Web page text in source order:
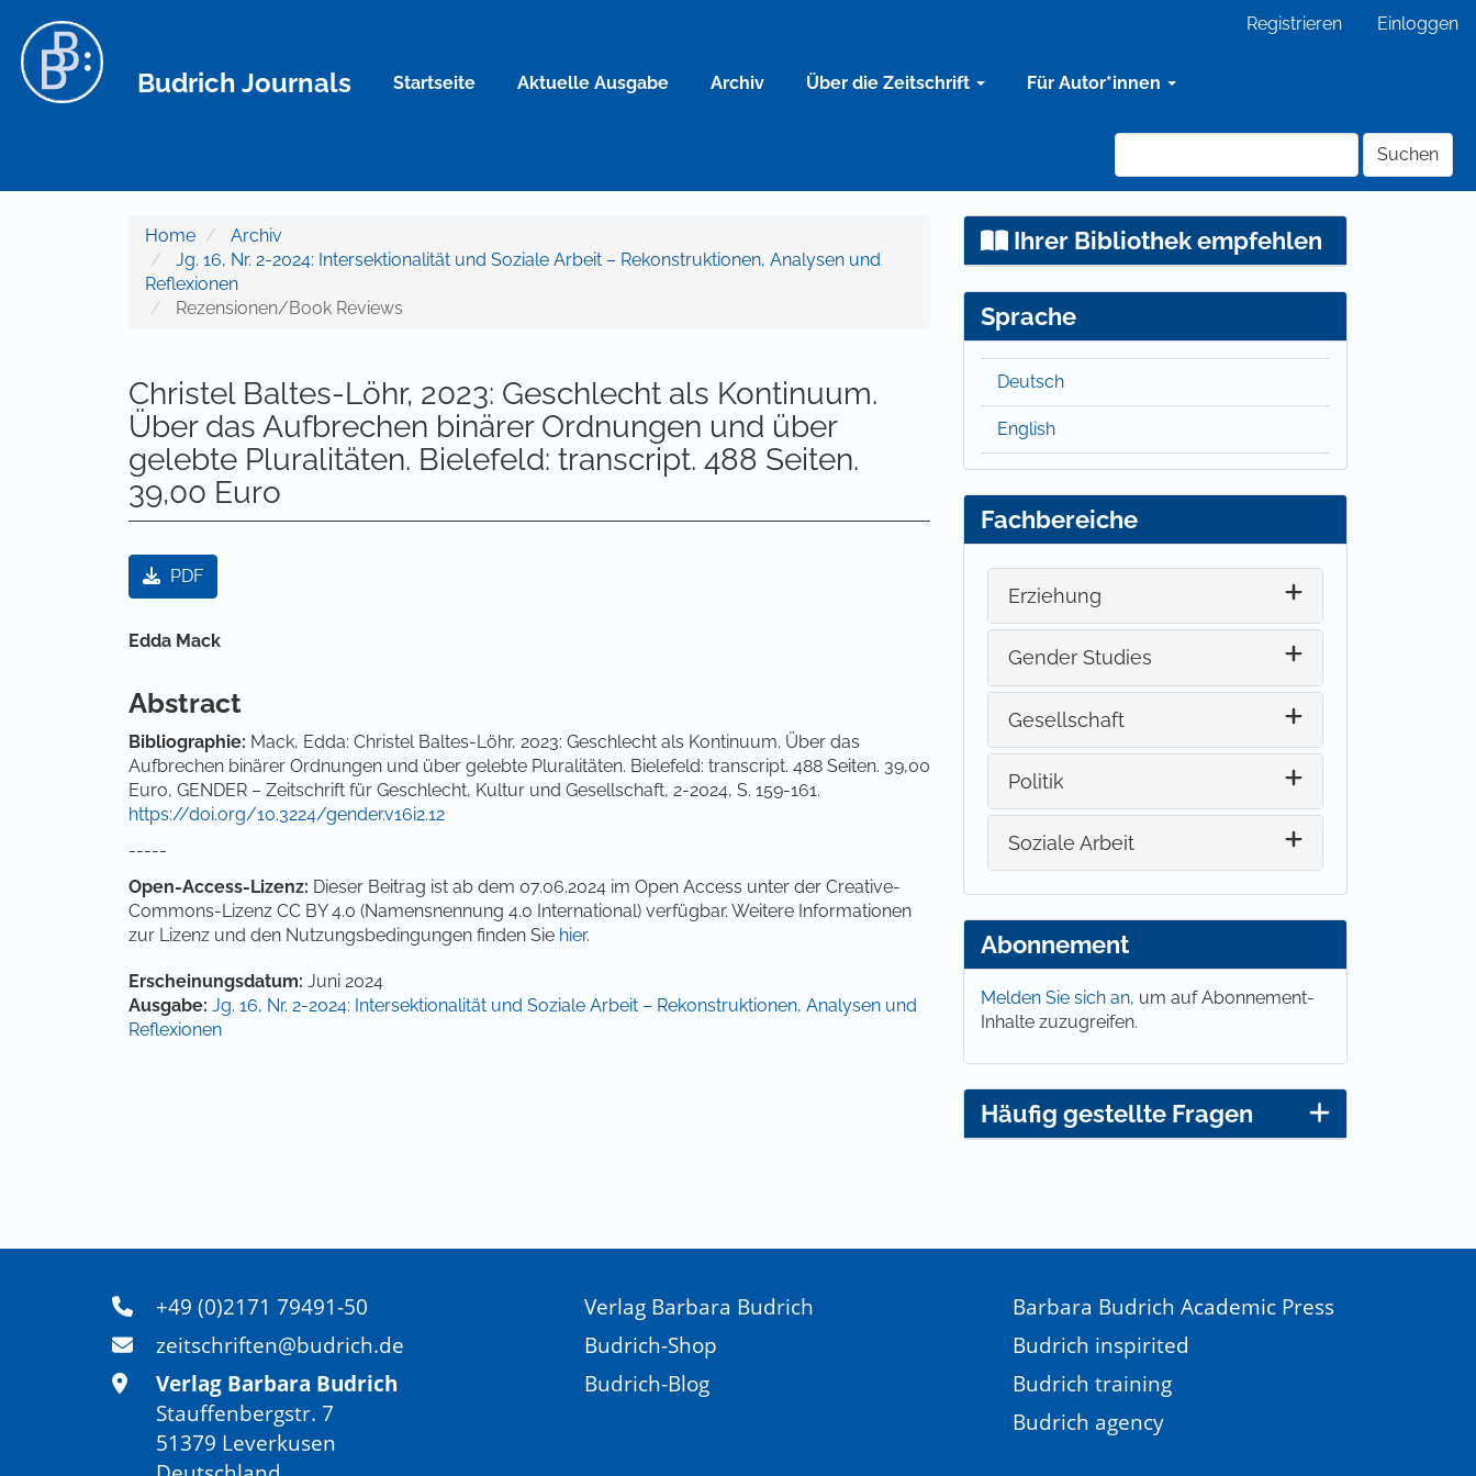
Hauptinhalt
Sidebar
Registrieren Einloggen
Budrich Journals Startseite Aktuelle Ausgabe Archiv Über die Zeitschrift Für Autor*innen
Suchen
Home
Archiv
Jg. 16, Nr. 2-2024: Intersektionalität und Soziale Arbeit – Rekonstruktionen, Analysen und
Reflexionen
Rezensionen/Book Reviews
Christel Baltes-Löhr, 2023: Geschlecht als Kontinuum.
Über das Aufbrechen binärer Ordnungen und über
gelebte Pluralitäten. Bielefeld: transcript. 488 Seiten.
39,00 Euro
Artikel-Sidebar
PDF
Hauptsächlicher Artikelinhalt
Edda Mack
Abstract
Bibliographie: Mack, Edda: Christel Baltes-Löhr, 2023: Geschlecht als Kontinuum. Über das
Aufbrechen binärer Ordnungen und über gelebte Pluralitäten. Bielefeld: transcript. 488 Seiten. 39,00
Euro, GENDER – Zeitschrift für Geschlecht, Kultur und Gesellschaft, 2-2024, S. 159-161.
https://doi.org/10.3224/gender.v16i2.12
-----
Open-Access-Lizenz: Dieser Beitrag ist ab dem 07.06.2024 im Open Access unter der Creative-
Commons-Lizenz CC BY 4.0 (Namensnennung 4.0 International) verfügbar. Weitere Informationen
zur Lizenz und den Nutzungsbedingungen finden Sie hier.
Artikel-Details
Erscheinungsdatum: Juni 2024
Ausgabe: Jg. 16, Nr. 2-2024: Intersektionalität und Soziale Arbeit – Rekonstruktionen, Analysen und
Reflexionen
Ihrer Bibliothek empfehlen
Sprache
Deutsch
English
Fachbereiche
Erziehung
Gender Studies
Gesellschaft
Politik
Soziale Arbeit
Abonnement
Melden Sie sich an, um auf Abonnement-
Inhalte zuzugreifen.
Häufig gestellte Fragen
+49 (0)2171 79491-50
zeitschriften@budrich.de
Verlag Barbara Budrich
Stauffenbergstr. 7
51379 Leverkusen
Verlag Barbara Budrich
Budrich-Shop
Budrich-Blog
Barbara Budrich Academic Press
Budrich inspirited
Budrich training
Budrich agency